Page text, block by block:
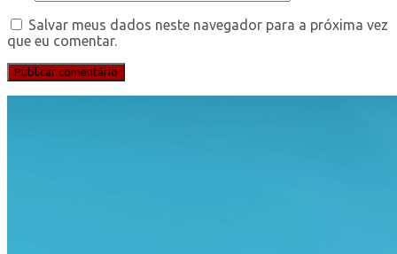
Salvar meus dados neste navegador para a próxima vez
que eu comentar.